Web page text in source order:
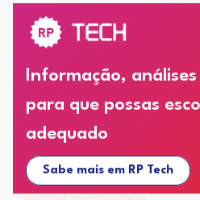
Informação,
para que possas
adequado
Sabe mais em RP Tech